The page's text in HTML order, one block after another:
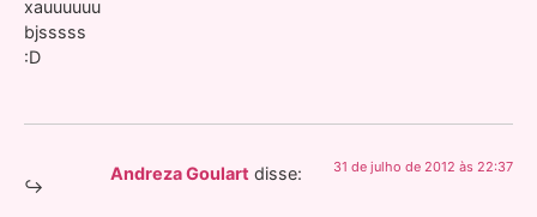
xauuuuuu
bjsssss
:D
Andreza Goulart disse: 31 de julho de 2012 às 22:37